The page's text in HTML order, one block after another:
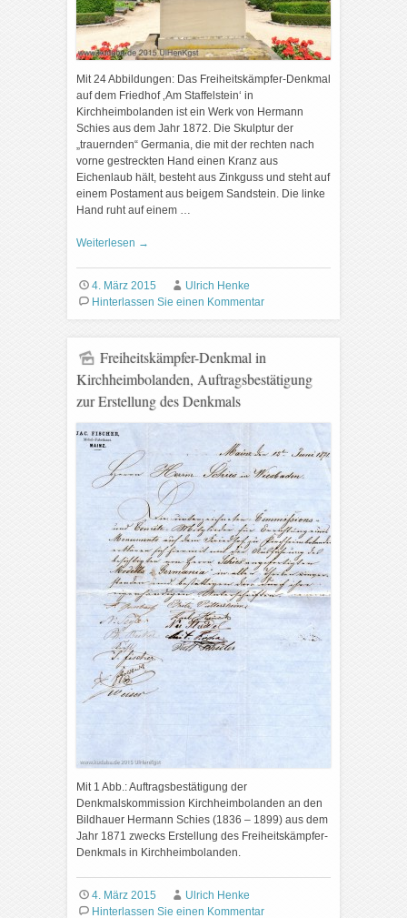
Mit 24 Abbildungen: Das Freiheitskämpfer-Denkmal
auf dem Friedhof ‚Am Staffelstein‘ in
Kirchheimbolanden ist ein Werk von Hermann
Schies aus dem Jahr 1872. Die Skulptur der
„trauernden“ Germania, die mit der rechten nach
vorne gestreckten Hand einen Kranz aus
Eichenlaub hält, besteht aus Zinkguss und steht auf
einem Postament aus beigem Sandstein. Die linke
Hand ruht auf einem …
Weiterlesen →
4. März 2015
Ulrich Henke
Hinterlassen Sie einen Kommentar
Freiheitskämpfer-Denkmal in
Kirchheimbolanden, Auftragsbestätigung
zur Erstellung des Denkmals
Mit 1 Abb.: Auftragsbestätigung der
Denkmalskommission Kirchheimbolanden an den
Bildhauer Hermann Schies (1836 – 1899) aus dem
Jahr 1871 zwecks Erstellung des Freiheitskämpfer-
Denkmals in Kirchheimbolanden.
4. März 2015
Ulrich Henke
Hinterlassen Sie einen Kommentar